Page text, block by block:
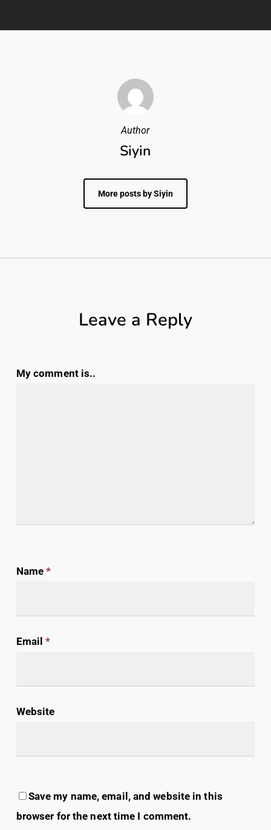
Author
Siyin
More posts by Siyin
Leave a Reply
My comment is..
Name*
Email*
Website
Save my name, email, and website in this
browser for the next time I comment.